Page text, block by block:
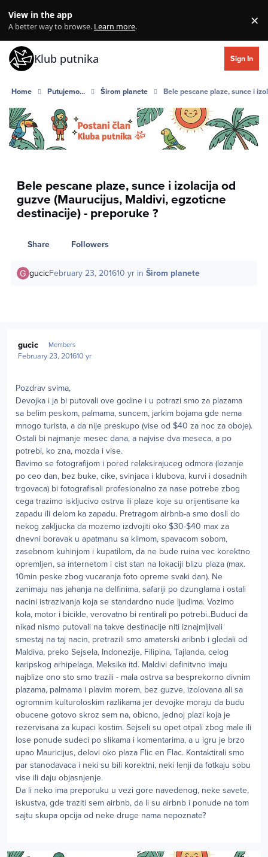
View in the app
A better way to browse. Learn more. ×
Klub putnika Sign In
Home Putujemo... Širom planete Bele pescane plaze, sunce i
Bele pescane plaze, sunce i izolacija od
guzve (Maurucijus, Maldivi, egzoticne
destinacije) - preporuke ?
Share Followers
gucicFebruary 23, 201610 yr inŠirom planete
gucic Members
February 23, 201610 yr
Pozdrav svima,
Devojka i ja bi putovali ove godine i u potrazi smo za plazama
sa belim peskom, palmama, suncem, jarkim bojama gde nema
mnogo turista, a da nije preskupo (vise od $40 za noc za oboje).
Ostali bi najmanje mesec dana, a najvise dva meseca, a po
potrebi, ko zna, mozda i vise.
Bavimo se fotografijom i pored relaksirajuceg odmora (lezanje
po ceo dan, bez buke, cike, svinjaca i klubova, kurvi i dosadnih
trgovaca) bi fotografisali profesionalno za nase potrebe zbog
cega trazimo iskljucivo ostrva ili plaze koje su orijentisane ka
zapadu ili delom ka zapadu. Pretragom airbnb-a smo dosli do
nekog zakljucka da mozemo izdvojiti oko $30-$40 max za
dnevni boravak u apatmanu sa klimom, spavacom sobom,
zasebnom kuhinjom i kupatilom, da ne bude ruina vec korektno
opremljen, sa internetom i cist stan na lokaciji blizu plaza (max.
10min peske zbog vucaranja foto opreme svaki dan). Ne
zanimaju nas jahanja na delfinima, safariji po dzunglama i ostali
nacini istrazivanja koja se standardno nude ljudima. Vozimo
kola, motor i bicikle, verovatno bi rentirali po potrebi..Buduci da
nikad nismo putovali na takve destinacije niti iznajmljivali
smestaj na taj nacin, pretrazili smo amaterski aribnb i gledali od
Maldiva, preko Sejsela, Indonezije, Filipina, Tajlanda, celog
karipskog arhipelaga, Meksika itd. Maldivi definitvno imaju
najblize ono sto smo trazili - mala ostrva sa besprekorno divnim
plazama, palmama i plavim morem, bez guzve, izolovana ali sa
ogromnim kulturoloskim razlikama jer devojke moraju da budu
obucene gotovo skroz sem na, obicno, jednoj plazi koja je
rezervisana za kupaci kostim. Sejseli su opet otpali zbog male ili
lose ponude sudeci po slikama i komentarima, a u igru je brzo
upao Mauricijus, delovi oko plaza Flic en Flac. Kontaktirali smo
par stanodavaca i neki su bili korektni, neki lenji da fotkaju sobu
vise ili daju objasnjenje.
Da li neko ima preporuku u vezi gore navedenog, neke savete,
iskustva, gde traziti sem airbnb, da li su airbnb i ponude na tom
sajtu skupa opcija od neke druge nama nepoznate?